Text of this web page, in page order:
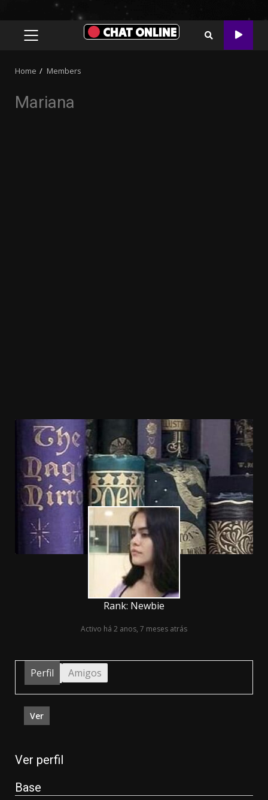
CHAT ONLINE
PRIMARY
Home Members
Mariana
Rank: Newbie
Activo há 2 anos, 7 meses atrás
Perfil Amigos
Ver
Ver perfil
Base